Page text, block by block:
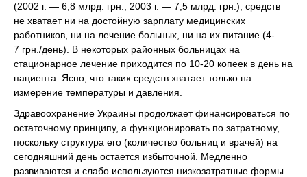
(2002 г. — 6,8 млрд. грн.; 2003 г. — 7,5 млрд. грн.), средств
не хватает ни на достойную зарплату медицинских
работников, ни на лечение больных, ни на их питание (4-
7 грн./день). В некоторых районных больницах на
стационарное лечение приходится по 10-20 копеек в день на
пациента. Ясно, что таких средств хватает только на
измерение температуры и давления.
Здравоохранение Украины продолжает финансироваться по
остаточному принципу, а функционировать по затратному,
поскольку структура его (количество больниц и врачей) на
сегодняшний день остается избыточной. Медленно
развиваются и слабо используются низкозатратные формы